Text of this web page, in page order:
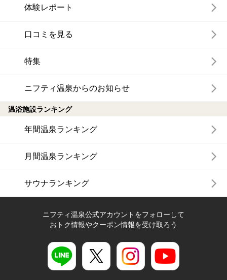
体験レポート
口コミを見る
特集
ニフティ温泉からのお知らせ
温浴施設ランキング
年間温泉ランキング
月間温泉ランキング
サウナランキング
ニフティ温泉公式アカウントをフォローして
おトク情報やクーポン情報を受け取ろう